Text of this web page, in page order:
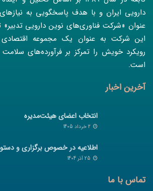
دارویی ایران و با هدف پاسخگویی به
عنوان «شرکت فناوری‌های نوین دارویی
این شرکت به عنوان یک مجموعه
رویکرد خویش را تمرکز بر فرآورده‌های
است.
آخرین اخبار
انتخاب اعضای هیئت‌مدیره
اطلاعیه در خصوص برگزاری و
تماس با ما